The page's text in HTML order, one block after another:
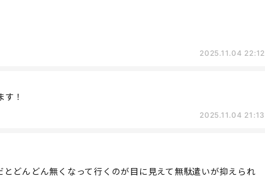
2025.11.04 22:12
！
2025.11.04 21:13
どんどん無くなって行くのが目に見えて無駄遣いが抑えられ